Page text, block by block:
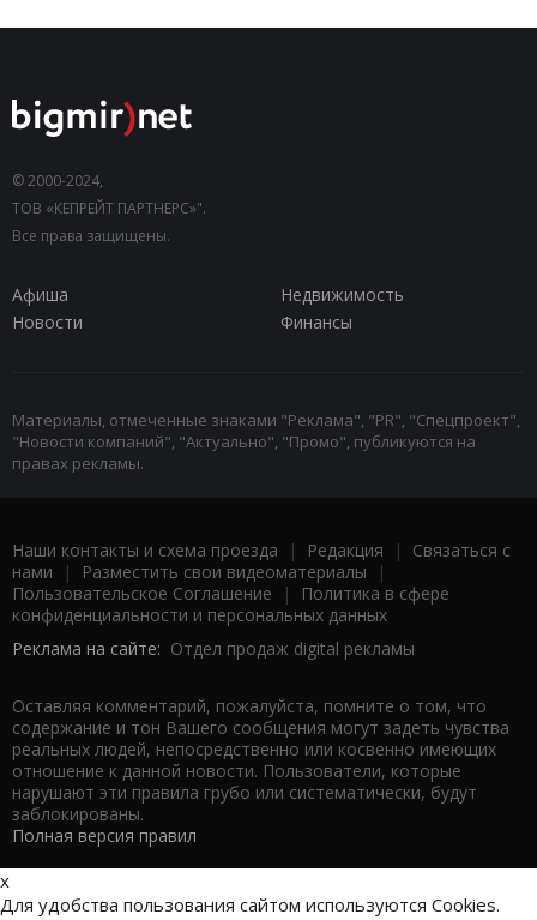
© 2000-2024,
ТОВ «КЕПРЕЙТ ПАРТНЕРС»".
Все права защищены.
Афиша
Недвижимость
Новости
Финансы
Материалы, отмеченные знаками "Реклама", "PR", "Спецпроект",
"Новости компаний", "Актуально", "Промо", публикуются на
правах рекламы.
Наши контакты и схема проезда | Редакция | Связаться с
нами | Разместить свои видеоматериалы |
Пользовательское Соглашение |
Политика в сфере
конфиденциальности и персональных данных
Реклама на сайте: Отдел продаж digital рекламы
Оставляя комментарий, пожалуйста, помните о том, что
содержание и тон Вашего сообщения могут задеть чувства
реальных людей, непосредственно или косвенно имеющих
отношение к данной новости. Пользователи, которые
нарушают эти правила грубо или систематически, будут
заблокированы.
Полная версия правил
x
Для удобства пользования сайтом используются Cookies.